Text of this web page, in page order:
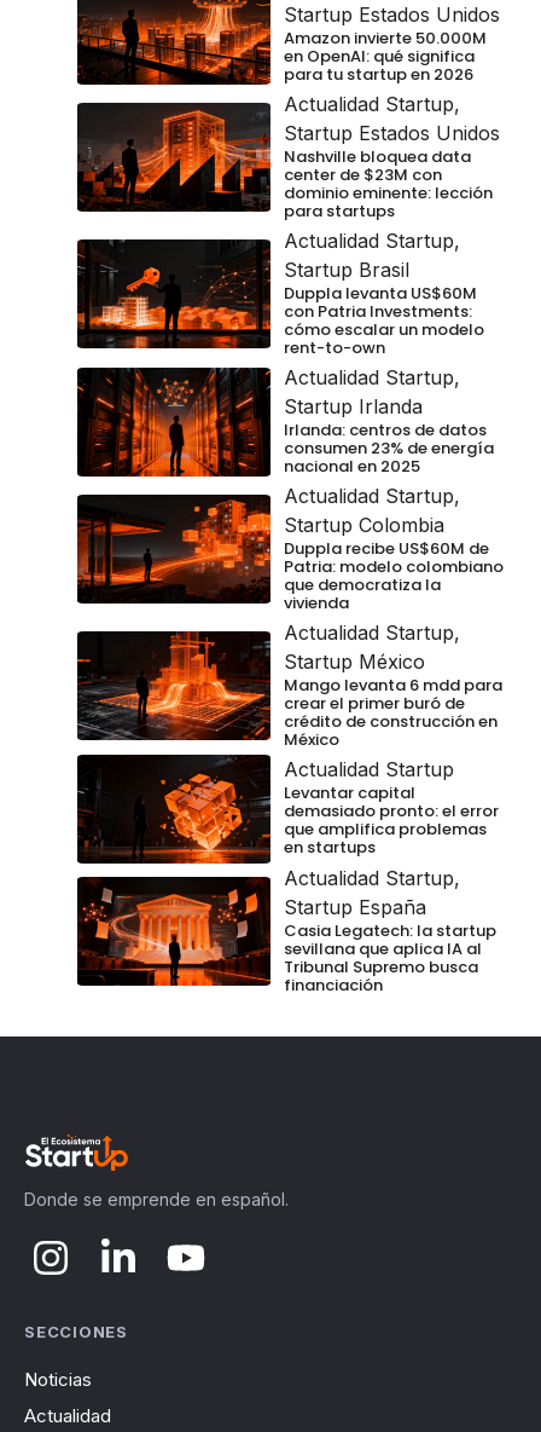
Startup Estados Unidos
Amazon invierte 50.000M
en OpenAI: qué significa
para tu startup en 2026
Actualidad Startup,
Startup Estados Unidos
Nashville bloquea data
center de $23M con
dominio eminente: lección
para startups
Actualidad Startup,
Startup Brasil
Duppla levanta US$60M
con Patria Investments:
cómo escalar un modelo
rent-to-own
Actualidad Startup,
Startup Irlanda
Irlanda: centros de datos
consumen 23% de energía
nacional en 2025
Actualidad Startup,
Startup Colombia
Duppla recibe US$60M de
Patria: modelo colombiano
que democratiza la
vivienda
Actualidad Startup,
Startup México
Mango levanta 6 mdd para
crear el primer buró de
crédito de construcción en
México
Actualidad Startup
Levantar capital
demasiado pronto: el error
que amplifica problemas
en startups
Actualidad Startup,
Startup España
Casia Legatech: la startup
sevillana que aplica IA al
Tribunal Supremo busca
financiación
Donde se emprende en español.
SECCIONES
Noticias
Actualidad